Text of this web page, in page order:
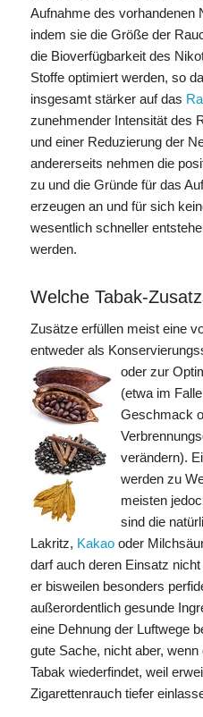
Aufnahme des vorhandenen
indem sie die Größe der
die Bioverfügbarkeit des
Stoffe optimiert werden, so
insgesamt stärker auf das
zunehmender Intensität des
und einer Reduzierung der
andererseits nehmen die
zu und die Gründe für das
erzeugen an und für sich
wesentlich schneller
werden.
Welche Tabak-
Zusätze erfüllen meist eine
entweder als
oder zur
(etwa im
Geschmack
verändern).
werden zu
meisten
sind die
Lakritz, Kakaooder
darf auch deren Einsatz
er bisweilen besonders
außerordentlich gesunde
eine Dehnung der Luftwege
gute Sache, nicht aber,
Tabak wiederfindet, weil
Zigarettenrauch tiefer